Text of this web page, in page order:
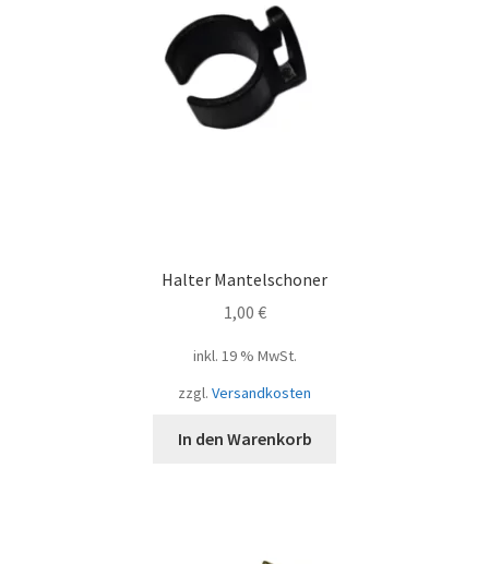
Halter Mantelschoner
1,00 €
inkl. 19 % MwSt.
zzgl. Versandkosten
In den Warenkorb